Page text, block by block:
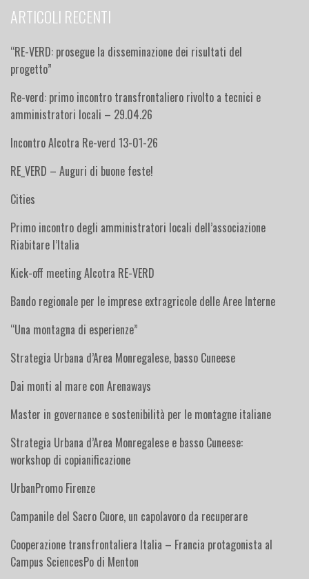
ARTICOLI RECENTI
“RE-VERD: prosegue la disseminazione dei risultati del
progetto”
Re-verd: primo incontro transfrontaliero rivolto a tecnici e
amministratori locali – 29.04.26
Incontro Alcotra Re-verd 13-01-26
RE_VERD – Auguri di buone feste!
Cities
Primo incontro degli amministratori locali dell’associazione
Riabitare l’Italia
Kick-off meeting Alcotra RE-VERD
Bando regionale per le imprese extragricole delle Aree Interne
“Una montagna di esperienze”
Strategia Urbana d’Area Monregalese, basso Cuneese
Dai monti al mare con Arenaways
Master in governance e sostenibilità per le montagne italiane
Strategia Urbana d’Area Monregalese e basso Cuneese:
workshop di copianificazione
UrbanPromo Firenze
Campanile del Sacro Cuore, un capolavoro da recuperare
Cooperazione transfrontaliera Italia – Francia protagonista al
Campus SciencesPo di Menton